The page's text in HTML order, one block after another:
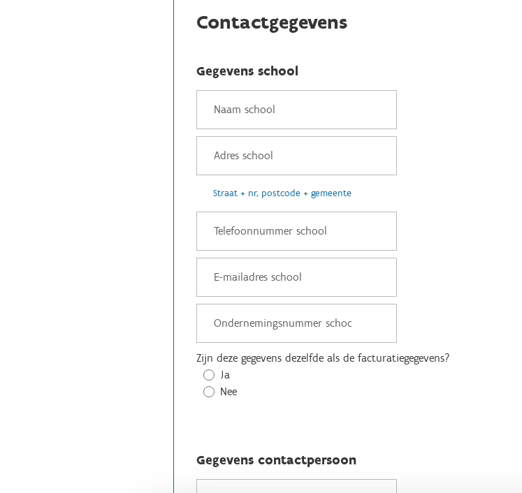
Contactgegevens
Gegevens school
Straat + nr, postcode + gemeente
Zijn deze gegevens dezelfde als de facturatiegegevens?
Ja
Nee
Gegevens contactpersoon